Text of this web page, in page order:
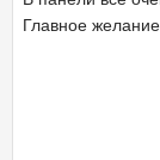
Главное желание.